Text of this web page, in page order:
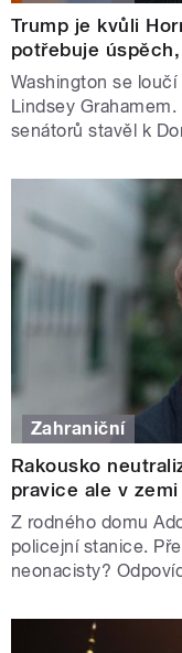
Trump je kvůli
potřebuje
Washington se
Lindsey
senátorů stavěl k
Zahraniční
Rakousko
pravice ale v
Z rodného domu
policejní stanice.
neonacisty?